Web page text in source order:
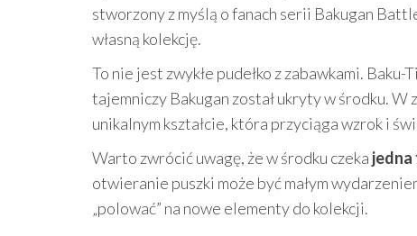
stworzony z myślą o fanach serii Bakugan
własną kolekcję.
To nie jest zwykłe pudełko z zabawkami.
tajemniczy Bakugan został ukryty w środku.
unikalnym kształcie, która przyciąga wzrok i
Warto zwrócić uwagę, że w środku czeka jedna
otwieranie puszki może być małym
„polować” na nowe elementy do kolekcji.